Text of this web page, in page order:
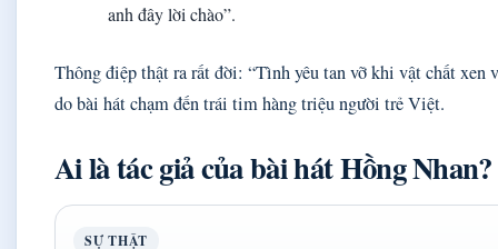
anh đây lời chào”.
Thông điệp thật ra rất đời: “Tình yêu tan vỡ khi vật chất xen
do bài hát chạm đến trái tim hàng triệu người trẻ Việt.
Ai là tác giả của bài hát Hồng Nhan?
SỰ THẬT